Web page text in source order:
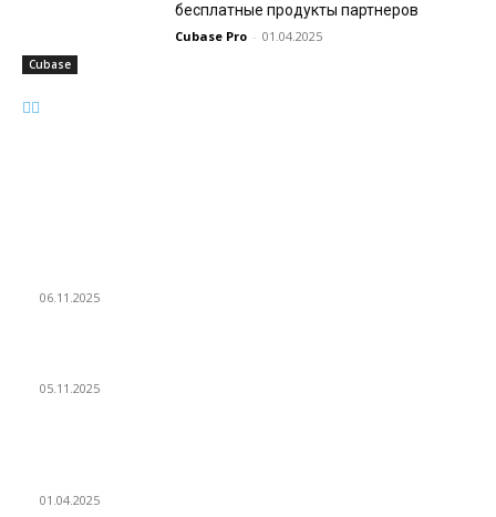
Cubase
бесплатные продукты партнеров
Cubase Pro - 01.04.2025
06.11.2025
05.11.2025
01.04.2025